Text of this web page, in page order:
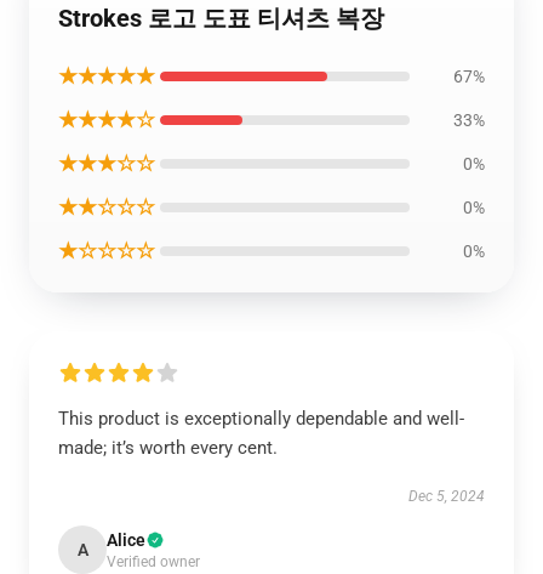
Strokes 로고 도표 티셔츠 복장
★★★★★ 67%
★★★★☆ 33%
★★★☆☆ 0%
★★☆☆☆ 0%
★☆☆☆☆ 0%
This product is exceptionally dependable and well-
made; it’s worth every cent.
Dec 5, 2024
A Alice
Verified owner